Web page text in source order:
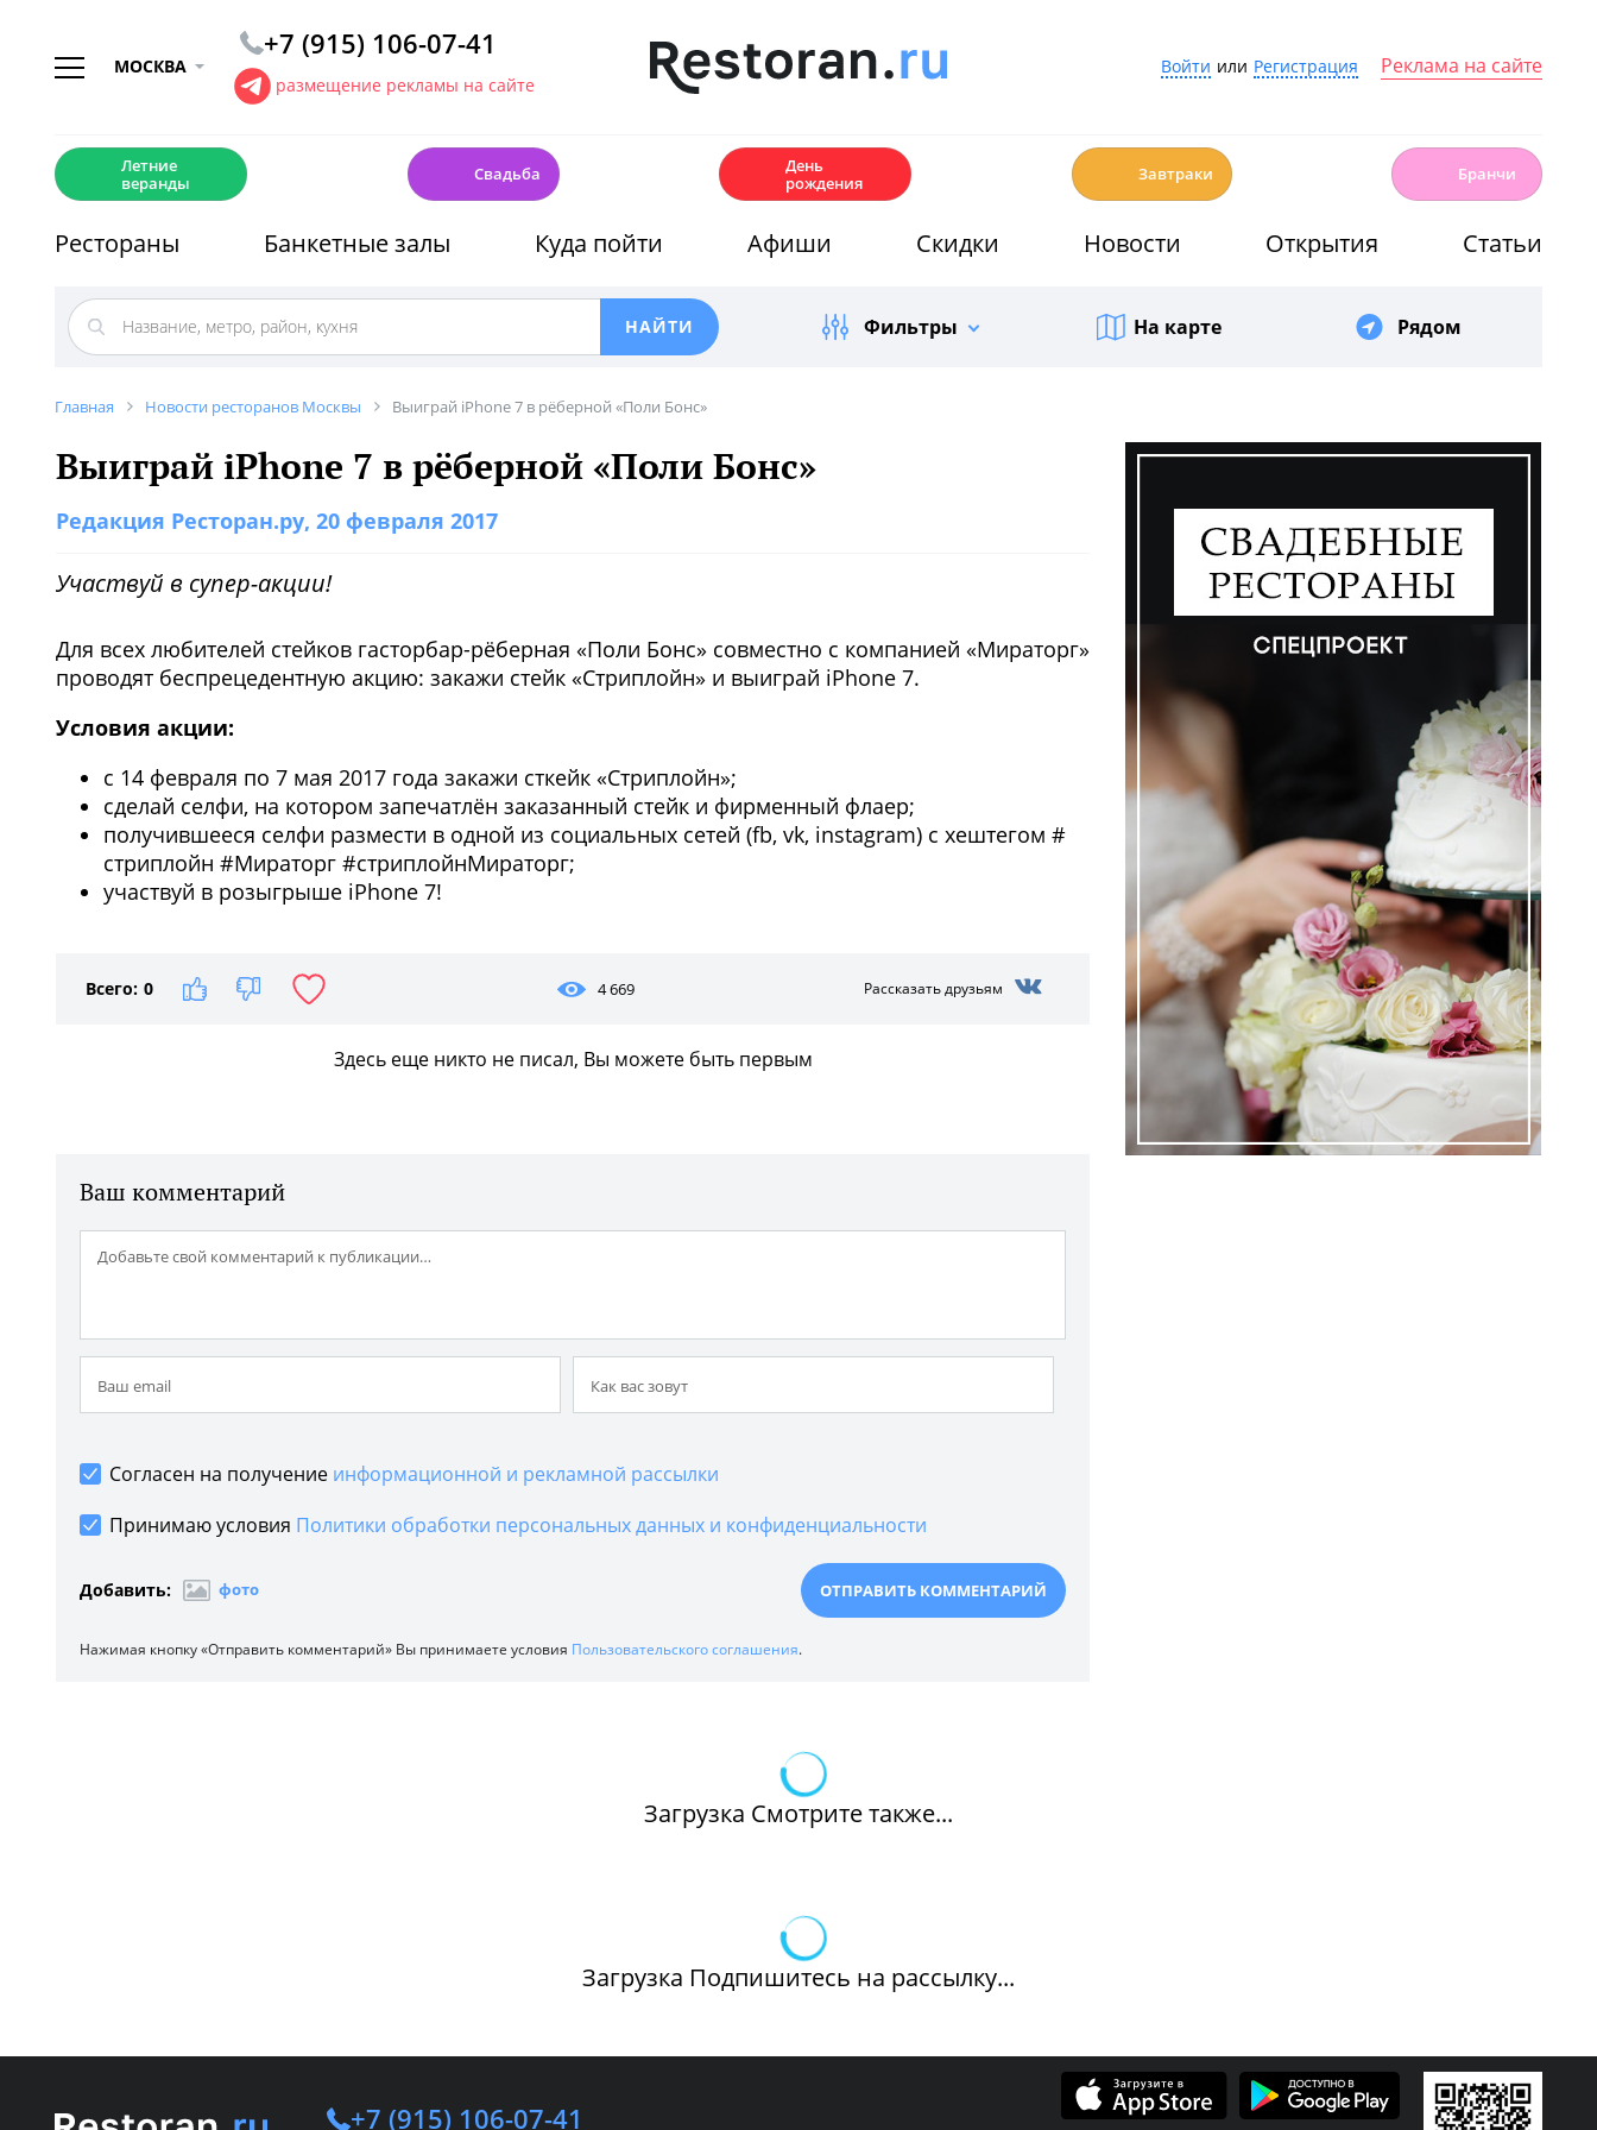
МОСКВА
+7 (915) 106-07-41
размещение рекламы на сайте
Войти или Регистрация Реклама на сайте
Летние
веранды
Свадьба
День
рождения
Завтраки Бранчи
Рестораны Банкетные залы Куда пойти Афиши Скидки Новости Открытия Статьи
Фильтры На карте Рядом
Главная Новости ресторанов Москвы Выиграй iPhone 7 в рёберной «Поли Бонс»
Выиграй iPhone 7 в рёберной «Поли Бонс»
Редакция Ресторан.ру, 20 февраля 2017
Участвуй в супер-акции!
Для всех любителей стейков гасторбар-рёберная «Поли Бонс» совместно с компанией «Мираторг»
проводят беспрецедентную акцию: закажи стейк «Стриплойн» и выиграй iPhone 7.
Условия акции:
с 14 февраля по 7 мая 2017 года закажи сткейк «Стриплойн»;
сделай селфи, на котором запечатлён заказанный стейк и фирменный флаер;
получившееся селфи размести в одной из социальных сетей (fb, vk, instagram) с хештегом #
стриплойн #Мираторг #стриплойнМираторг;
участвуй в розыгрыше iPhone 7!
Всего: 0 4 669 Рассказать друзьям
Здесь еще никто не писал, Вы можете быть первым
Ваш комментарий
Согласен на получение информационной и рекламной рассылки
Принимаю условия Политики обработки персональных данных и конфиденциальности
Добавить: фото
Нажимая кнопку «Отправить комментарий» Вы принимаете условия Пользовательского соглашения.
Загрузка Смотрите также...
Загрузка Подпишитесь на рассылку...
+7 (915) 106-07-41